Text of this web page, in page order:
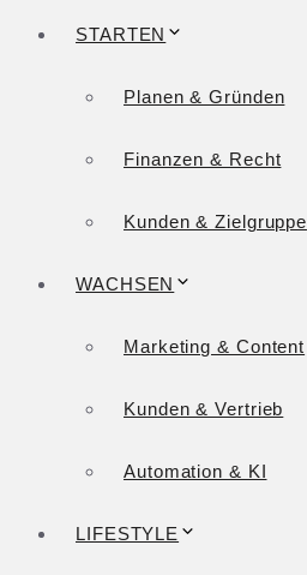
STARTEN
Planen & Gründen
Finanzen & Recht
Kunden & Zielgruppe
WACHSEN
Marketing & Content
Kunden & Vertrieb
Automation & KI
LIFESTYLE